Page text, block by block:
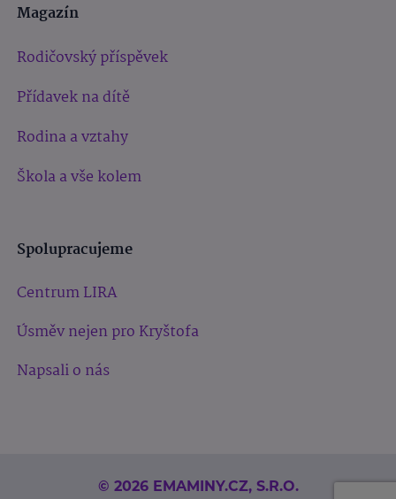
Magazín
Rodičovský příspěvek
Přídavek na dítě
Rodina a vztahy
Škola a vše kolem
Spolupracujeme
Centrum LIRA
Úsměv nejen pro Kryštofa
Napsali o nás
© 2026 EMAMINY.CZ, S.R.O.